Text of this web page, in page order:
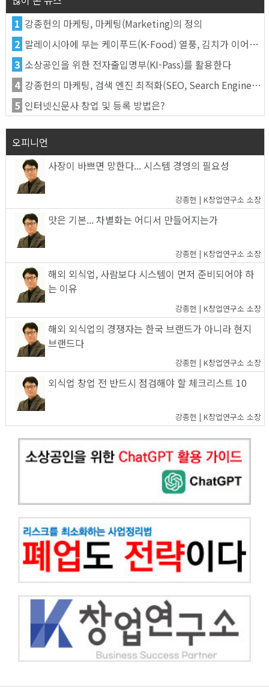
1 강종헌의 마케팅, 마케팅(Marketing)의 정의
2 말레이시아에 부는 케이푸드(K-Food) 열풍, 김치가 이어간다
3 소상공인을 위한 전자출입명부(KI-Pass)를 활용한다
4 강종헌의 마케팅, 검색 엔진 최적화(SEO, Search Engine Optimization)란
5 인터넷신문사 창업 및 등록 방법은?
오피니언
사장이 바쁘면 망한다... 시스템 경영의 필요성
강종헌 | K창업연구소 소장
맛은 기본... 차별화는 어디서 만들어지는가
강종헌 | K창업연구소 소장
해외 외식업, 사람보다 시스템이 먼저 준비되어야 하
는 이유
강종헌 | K창업연구소 소장
해외 외식업의 경쟁자는 한국 브랜드가 아니라 현지
브랜드다
강종헌 | K창업연구소 소장
외식업 창업 전 반드시 점검해야 할 체크리스트 10
강종헌 | K창업연구소 소장